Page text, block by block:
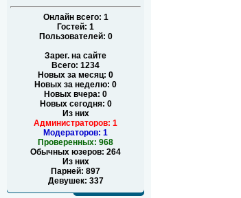
Онлайн всего: 1
Гостей: 1
Пользователей: 0
Зарег. на сайте
Всего: 1234
Новых за месяц: 0
Новых за неделю: 0
Новых вчера: 0
Новых сегодня: 0
Из них
Администраторов: 1
Модераторов: 1
Проверенных: 968
Обычных юзеров: 264
Из них
Парней: 897
Девушек: 337